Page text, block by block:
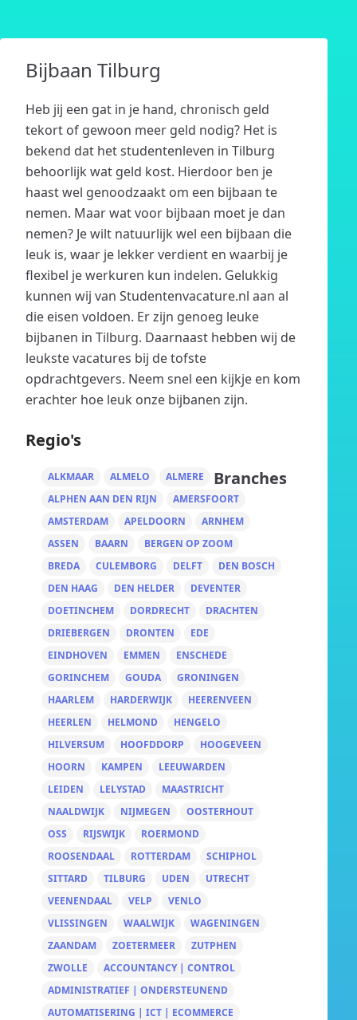
Bijbaan Tilburg
Heb jij een gat in je hand, chronisch geld
tekort of gewoon meer geld nodig? Het is
bekend dat het studentenleven in Tilburg
behoorlijk wat geld kost. Hierdoor ben je
haast wel genoodzaakt om een bijbaan te
nemen. Maar wat voor bijbaan moet je dan
nemen? Je wilt natuurlijk wel een bijbaan die
leuk is, waar je lekker verdient en waarbij je
flexibel je werkuren kun indelen. Gelukkig
kunnen wij van Studentenvacature.nl aan al
die eisen voldoen. Er zijn genoeg leuke
bijbanen in Tilburg. Daarnaast hebben wij de
leukste vacatures bij de tofste
opdrachtgevers. Neem snel een kijkje en kom
erachter hoe leuk onze bijbanen zijn.
Regio's
ALKMAAR ALMELO
ALMERE
ALPHEN AAN DEN RIJN
AMERSFOORT
AMSTERDAM
APELDOORN
ARNHEM
ASSEN
BAARN
BERGEN OP ZOOM
BREDA
CULEMBORG DELFT
DEN BOSCH
DEN HAAG
DEN HELDER
DEVENTER
DOETINCHEM
DORDRECHT
DRACHTEN
DRIEBERGEN
DRONTEN
EDE
EINDHOVEN
EMMEN
ENSCHEDE
GORINCHEM
GOUDA
GRONINGEN
HAARLEM
HARDERWIJK
HEERENVEEN
HEERLEN
HELMOND
HENGELO
HILVERSUM
HOOFDDORP
HOOGEVEEN
HOORN
KAMPEN
LEEUWARDEN
LEIDEN
LELYSTAD
MAASTRICHT
NAALDWIJK
NIJMEGEN
OOSTERHOUT
OSS
RIJSWIJK
ROERMOND
ROOSENDAAL
ROTTERDAM
SCHIPHOL
SITTARD
TILBURG UDEN
UTRECHT
VEENENDAAL
VELP
VENLO
VLISSINGEN
WAALWIJK
WAGENINGEN
ZAANDAM
ZOETERMEER
ZUTPHEN
ZWOLLE
Branches
ACCOUNTANCY | CONTROL
ADMINISTRATIEF | ONDERSTEUNEND
AUTOMATISERING | ICT | ECOMMERCE